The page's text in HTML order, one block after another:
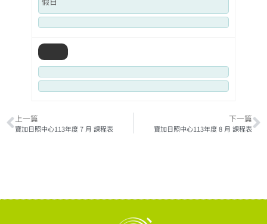
上一篇
寶加日照中心113年度 7 月 課程表
下一篇
寶加日照中心113年度 8 月 課程表